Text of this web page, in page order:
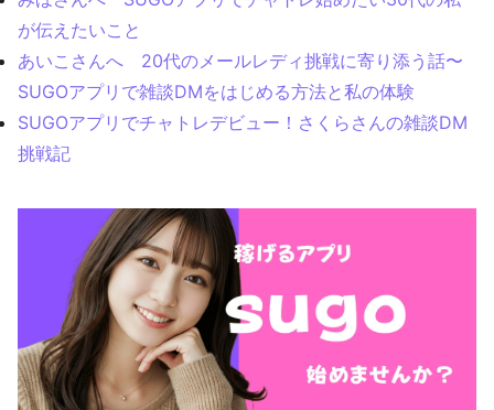
が伝えたいこと
あいこさんへ 20代のメールレディ挑戦に寄り添う話〜
SUGOアプリで雑談DMをはじめる方法と私の体験
SUGOアプリでチャトレデビュー！さくらさんの雑談DM
挑戦記